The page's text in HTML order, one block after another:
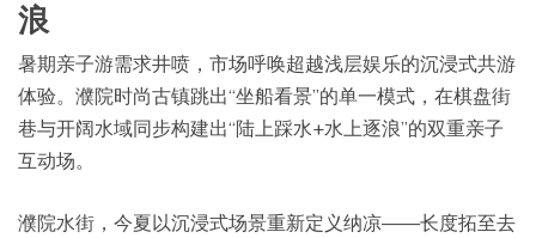
浪
暑期亲子游需求井喷，市场呼唤超越浅层娱乐的沉浸式共游
体验。濮院时尚古镇跳出“坐船看景”的单一模式，在棋盘街
巷与开阔水域同步构建出“陆上踩水+水上逐浪”的双重亲子
互动场。
濮院水街，今夏以沉浸式场景重新定义纳凉——长度拓至去